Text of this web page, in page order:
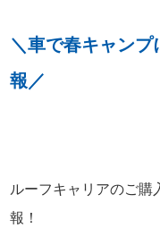
＼車で春キャン
報／
ルーフキャリアのご購
報！